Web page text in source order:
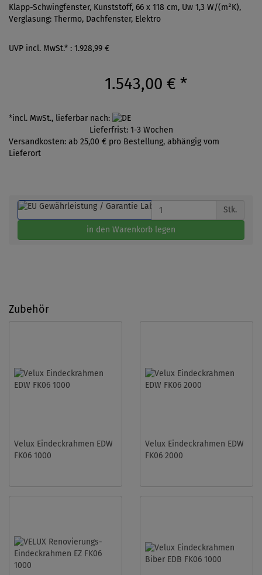
Klapp-Schwingfenster, Kunststoff, 66 x 118 cm, Uw 1,3 W/(m²K),
Verglasung: Thermo, Dachfenster, Elektro
UVP incl. MwSt.* : 1.928,99 €
1.543,00 € *
*incl. MwSt., lieferbar nach:
Lieferfrist: 1-3 Wochen
Versandkosten: ab 25,00 € pro Bestellung, abhängig vom
Lieferort
Stk.
in den Warenkorb legen
Zubehör
Velux Eindeckrahmen EDW
FK06 1000
Velux Eindeckrahmen EDW
FK06 2000